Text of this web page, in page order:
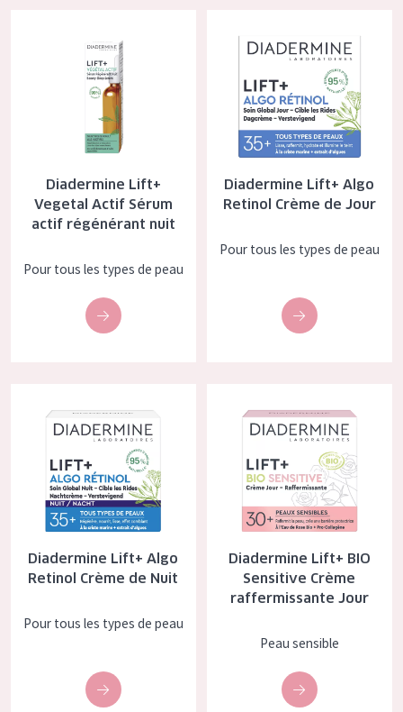
Régénération de la peau
Raffermissement de la peau
Peau ménopausée
TYPE DE PRODUIT
Crème de Jour
Crème de Nuit
Crème pour les Yeux
Démaquillants
Essentials
Expert
TYPE DE PEAU
Peau sensible
Peau mixte ou grasse
Peau mature
Peau ménopausée
Diadermine Lift+
Vegetal Actif Sérum
actif régénérant nuit
Pour tous les types de peau
Diadermine Lift+ Algo
Retinol Crème de Jour
Pour tous les types de peau
Diadermine Lift+ Algo
Retinol Crème de Nuit
Pour tous les types de peau
Diadermine Lift+ BIO
Sensitive Crème
raffermissante Jour
Peau sensible